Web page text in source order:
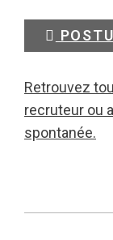
Retrouvez
recruteur ou
spontanée.